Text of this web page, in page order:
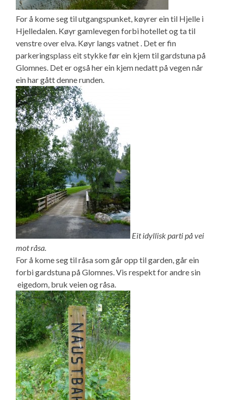
For å kome seg til utgangspunket, køyrer ein til Hjelle i
Hjelledalen. Køyr gamlevegen forbi hotellet og ta til
venstre over elva. Køyr langs vatnet . Det er fin
parkeringsplass eit stykke før ein kjem til gardstuna på
Glomnes. Det er også her ein kjem nedatt på vegen når
ein har gått denne runden.
Eit idyllisk parti på vei
mot råsa.
For å kome seg til råsa som går opp til garden, går ein
forbi gardstuna på Glomnes. Vis respekt for andre sin
eigedom, bruk veien og råsa.